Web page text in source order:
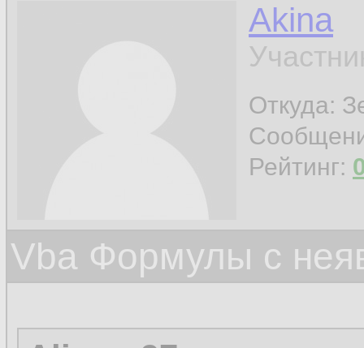
Akina
Откуда:
Рейтинг:
Vba Формулы с